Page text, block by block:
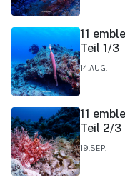
11
Teil 1/3
14.AUG.
11
Teil 2/3
19.SEP.